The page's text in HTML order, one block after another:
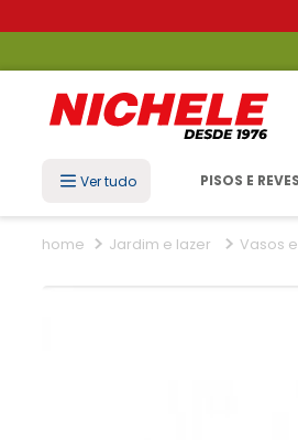
Ver tudo PISOS E
Jardim e lazer Vasos